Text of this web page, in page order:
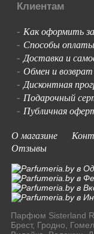
Клиентам
- Как оформить
- Способы оплаты
-Доставка и
- Обмен и
-Дисконтная
- Подарочный
- Публичная
О магазине
Отзывы
Парфюм Sisterland
Брест, Гродно,